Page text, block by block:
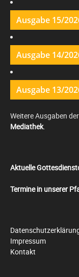
Ausgabe 15/
Ausgabe 14/
Ausgabe 13/
Weitere Ausgaben
Mediathek.
Aktuelle
Termine in unserer
Impressum
Kontakt